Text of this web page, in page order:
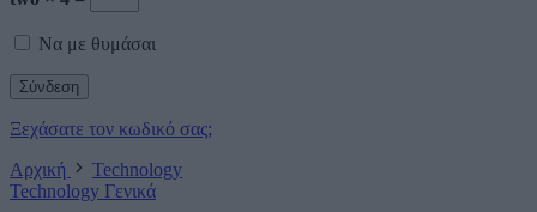
Να με θυμάσαι
Ξεχάσατε τον κωδικό σας;
Αρχική
Technology
Technology Γενικά